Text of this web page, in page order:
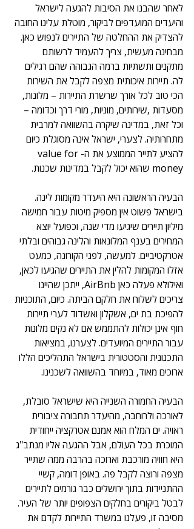
לאחר שהבנו את הסיבות להגעה לישראל
והיעדים המועדפים לביקור, מוטלת עלינו החובה
להצדיק את ההחלטה של התיירים לנפוש כאן.
מבחינה מעשית, צריך להעמיד לרשותם
מתקנים ותשתיות ברמה הגבוהה שהם רגילים
לה. תיירות איכותית מצפה לקבל את השירות
הכי טוב לכל אורך שרשרת התיירות – מלונות,
מסעדות ,שירותים, מוניות, מורי דרך וכדומה –
וכל זאת, במדינה שיקרה בהשוואה למרבית
מתחרותיה. לצערי, ישראל אינה מסוגלת כיום
להציע לתייר הממוצע את ה-value for
money שהוא יכול לקבל במדינות שכנות.
הבעיה הראשונה היא היעדר מקומות לינה.
בישראל פשוט אין מספיק מיטות עבור חמישה
מיליון תיירים שיגיעו מדי שנה, וכפועל יוצא
המחירים בענף המלונאות והלינה גבוהים ובלתי
אטרקטיביים. למעשה, לפני הקורונה, כמעט
אזלו המקומות להלין את התיירים שהגיעו לכאן,
ואילולא פעלה כאן AirBnb, ייתכן שהיינו
צריכים לשלוח את חלקם הביתה. כיום, התוכניות
להפיכת בת ים, אשקלון ואשדוד לערי תיירות
חוף אינן יכולות להתממש אם לא נקים מלונות
עבור התיירים המיועדים. לצערנו, במציאות
התכנונית והסטטורית בישראל התהליכים הללו
ארוכים מאוד, במיוחד בהשוואה לשכנינו.
הבעיה החמורה השנייה היא שישראל סובלת,
לאורכה ולרוחבה, מהיעדר תחבורה ציבורית
ראויה. ים המלח הוא אמנם אטרקציה ייחודית
המוכרת בכל העולם, אבל ההגעה אליו מנתב"ג
היא חוויה מורכבת וארוכה בהרבה ממה שתייר
מצפה ורוצה לקבל פה. באופן דומה, קשיי
ההתניידות בתוך ירושלים כבר גורמים לתיירים
לבטל ביקורים בחלקים הצפופים יותר של העיר.
מסיבה זו, פעלנו במשרד התיירות לקדם את